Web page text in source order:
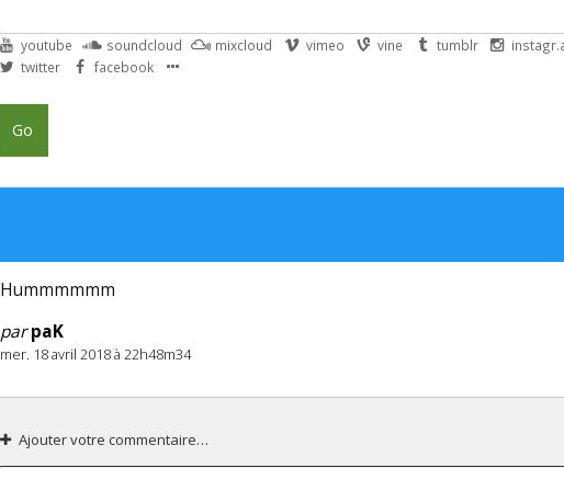
youtube soundcloud mixcloud vimeo vine tumblr
twitter
facebook
Go
Hummmmmm
parpaK
mer. 18 avril 2018 à 22h48m34
Ajouter votre commentaire…